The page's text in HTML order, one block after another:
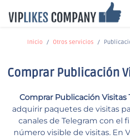
Inicio Otros servicios
Comprar Publicación
Comprar Publicación Visitas
adquirir paquetes de visitas
canales de Telegram con el
número visible de visitas. En